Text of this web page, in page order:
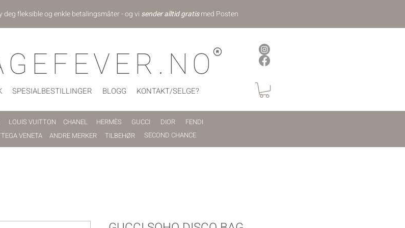
deg fleksible og enkle betalingsmåter - og vi sender alltid gratismed Posten
SPESIALBESTILLINGER BLOGG KONTAKT/SELGE?
LOUIS VUITTON CHANEL HERMÈS GUCCI DIOR
FENDI
VENETA ANDRE MERKER TILBEHØR SECOND CHANCE